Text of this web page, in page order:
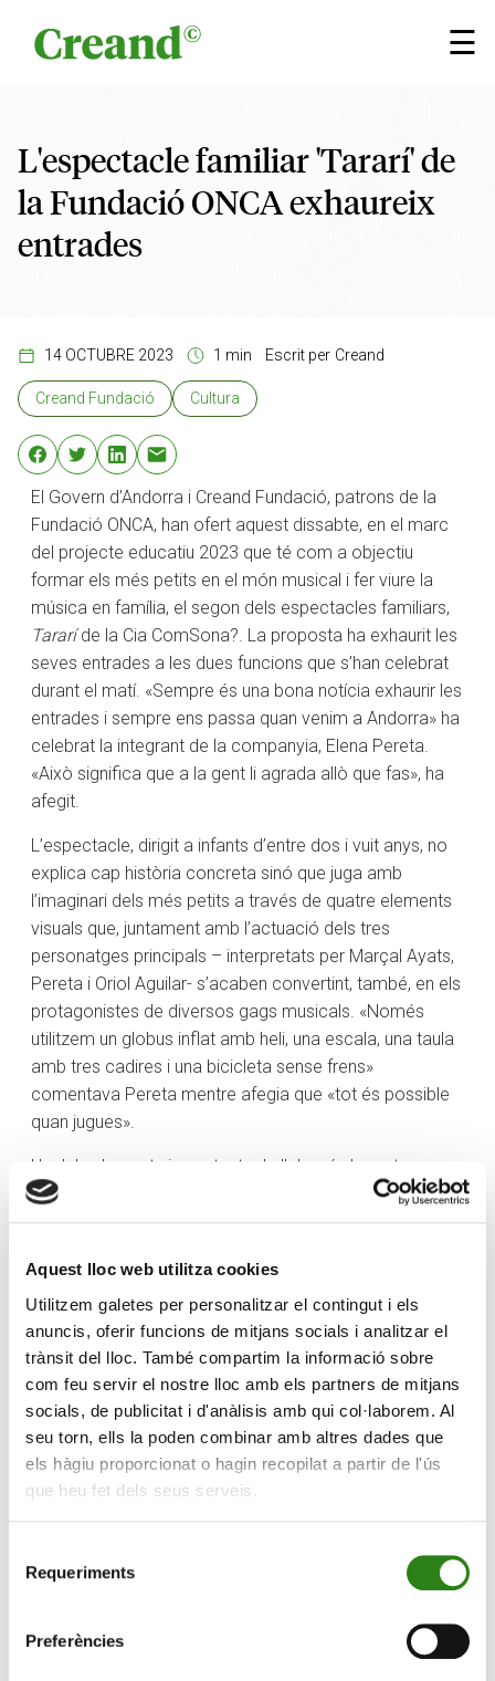
Aquest lloc web utilitza cookies
Utilitzem galetes per personalitzar el contingut i els
anuncis, oferir funcions de mitjans socials i analitzar el
trànsit del lloc. També compartim la informació sobre
com feu servir el nostre lloc amb els partners de mitjans
socials, de publicitat i d'anàlisis amb qui col·laborem. Al
seu torn, ells la poden combinar amb altres dades que
els hàgiu proporcionat o hagin recopilat a partir de l'ús
que heu fet dels seus serveis.
Requeriments
Preferències
☰
×
L'espectacle familiar 'Tararí' de
la Fundació ONCA exhaureix
entrades
14 OCTUBRE 2023 1 min Escrit per Creand
Creand Fundació Cultura
El Govern d’Andorra i Creand Fundació, patrons de la
Fundació ONCA, han ofert aquest dissabte, en el marc
del projecte educatiu 2023 que té com a objectiu
formar els més petits en el món musical i fer viure la
música en família, el segon dels espectacles familiars,
Tararíde la Cia ComSona?. La proposta ha exhaurit les
seves entrades a les dues funcions que s’han celebrat
durant el matí. «Sempre és una bona notícia exhaurir les
entrades i sempre ens passa quan venim a Andorra» ha
celebrat la integrant de la companyia, Elena Pereta.
«Això significa que a la gent li agrada allò que fas», ha
afegit.
L’espectacle, dirigit a infants d’entre dos i vuit anys, no
explica cap història concreta sinó que juga amb
l’imaginari dels més petits a través de quatre elements
visuals que, juntament amb l’actuació dels tres
personatges principals – interpretats per Marçal Ayats,
Pereta i Oriol Aguilar- s’acaben convertint, també, en els
protagonistes de diversos gags musicals. «Només
utilitzem un globus inflat amb heli, una escala, una taula
amb tres cadires i una bicicleta sense frens»
comentava Pereta mentre afegia que «tot és possible
quan jugues».
Un dels elements importants de l’obra és la part
musical. Cançons i actuacions que s’interpreten en
rigorós directe. «Penso que és essencial que sigui així»
enregistrat, enllaunat. Aquí és tot de veritat i penso que
és un punt afegit veure tres personatges que, a part de
córrer, parlar o caminar, estan tocant i cantant»
assegurava l’actriu.